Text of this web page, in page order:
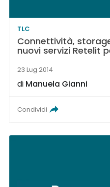
TLC
Connettività,
nuovi servizi Retelit
23 Lug 2014
di Manuela Gianni
Condividi